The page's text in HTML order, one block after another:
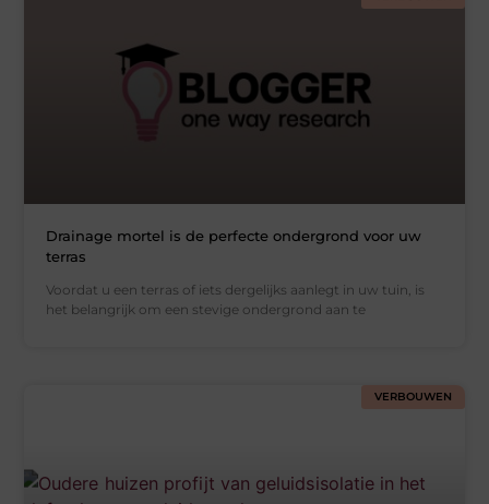
Drainage mortel is de perfecte ondergrond voor uw
terras
Voordat u een terras of iets dergelijks aanlegt in uw tuin, is
het belangrijk om een stevige ondergrond aan te
VERBOUWEN